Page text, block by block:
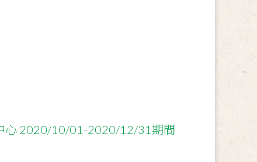
心 2020/10/01-2020/12/31期間